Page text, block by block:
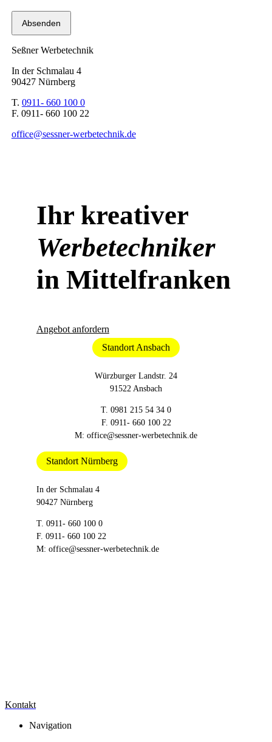
Seßner Werbetechnik
In der Schmalau 4
90427 Nürnberg
T. 0911- 660 100 0
F. 0911- 660 100 22
office@sessner-werbetechnik.de
Ihr kreativer
Werbetechniker
in Mittelfranken
Angebot anfordern
Standort Ansbach
Würzburger Landstr. 24
91522 Ansbach
T. 0981 215 54 34 0
F. 0911- 660 100 22
M: office@sessner-werbetechnik.de
Standort Nürnberg
In der Schmalau 4
90427 Nürnberg
T. 0911- 660 100 0
F. 0911- 660 100 22
M: office@sessner-werbetechnik.de
Kontakt
Navigation